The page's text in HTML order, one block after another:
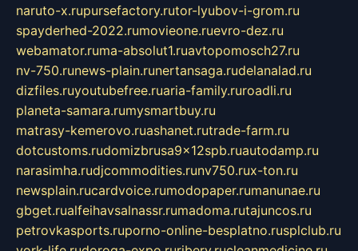
naruto-x.rupursefactory.rutor-lyubov-i-grom.ru
spayderhed-2022.rumovieone.ruevro-dez.ru
webamator.ruma-absolut1.ruavtopomosch27.ru
nv-750.runews-plain.runertansaga.rudelanalad.ru
dizfiles.ruyoutubefree.ruaria-family.ruroadli.ru
planeta-samara.rumysmartbuy.ru
matrasy-kemerovo.ruashanet.rutrade-farm.ru
dotcustoms.rudomizbrusa9x12spb.ruautodamp.ru
narasimha.rudjcommodities.runv750.rux-ton.ru
newsplain.rucardvoice.rumodopaper.rumanunae.ru
gbget.rualfeihavsalnassr.rumadoma.rutajuncos.ru
petrovkasports.ruporno-online-besplatno.rusplclub.ru